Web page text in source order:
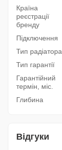
Країна
реєстрації
бренду
Підключення
Тип радіатора
Тип гарантії
Гарантійний
термін, міс.
Глибина
Відгуки